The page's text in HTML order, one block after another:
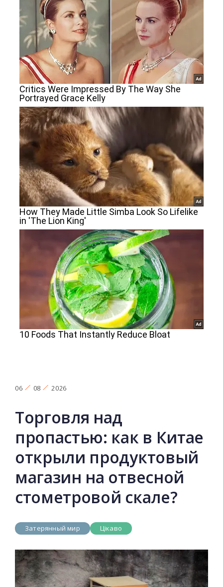
06 08 2026
Торговля над
пропастью: как в Китае
открыли продуктовый
магазин на отвесной
стометровой скале?
Затерянный мир Цікаво